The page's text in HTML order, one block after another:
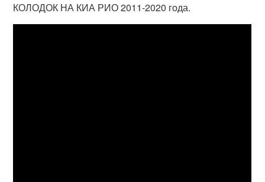
КОЛОДОК НА КИА РИО 2011-2020 года.